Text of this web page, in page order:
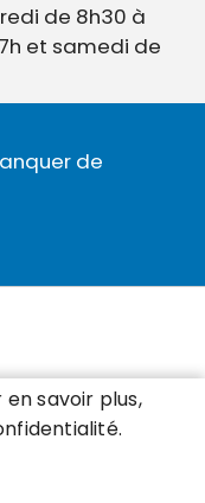
de 8h30 à
et samedi de
de
en savoir plus,